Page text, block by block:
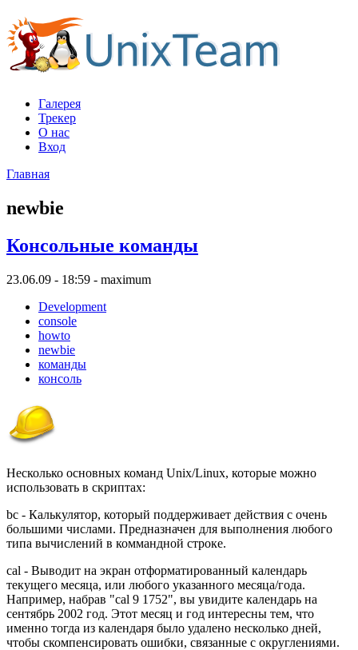
Галерея
Трекер
О нас
Вход
Главная
newbie
Консольные команды
23.06.09 - 18:59 - maximum
Development
console
howto
newbie
команды
консоль
Несколько основных команд Unix/Linux, которые можно
использовать в скриптах:
bc - Калькулятор, который поддерживает действия с очень
большими числами. Предназначен для выполнения любого
типа вычислений в коммандной строке.
cal - Выводит на экран отформатированный календарь
текущего месяца, или любого указанного месяца/года.
Например, набрав "cal 9 1752", вы увидите календарь на
сентябрь 2002 год. Этот месяц и год интересны тем, что
именно тогда из календаря было удалено несколько дней,
чтобы скомпенсировать ошибки, связанные с округлениями.